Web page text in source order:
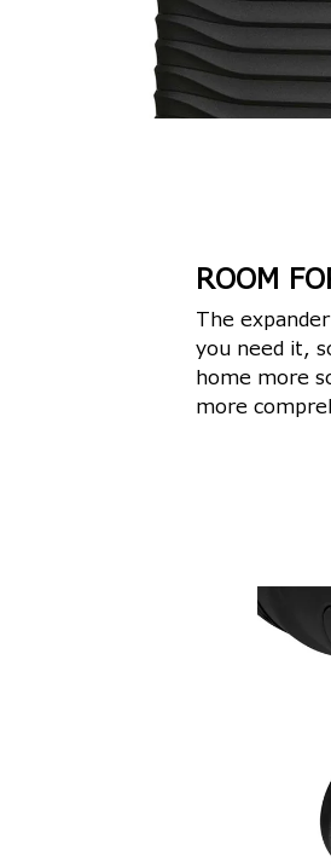
ROOM
The
you need it,
home more
more